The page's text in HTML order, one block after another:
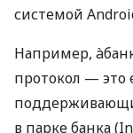
системой
Например,
протокол — это
в парке банка